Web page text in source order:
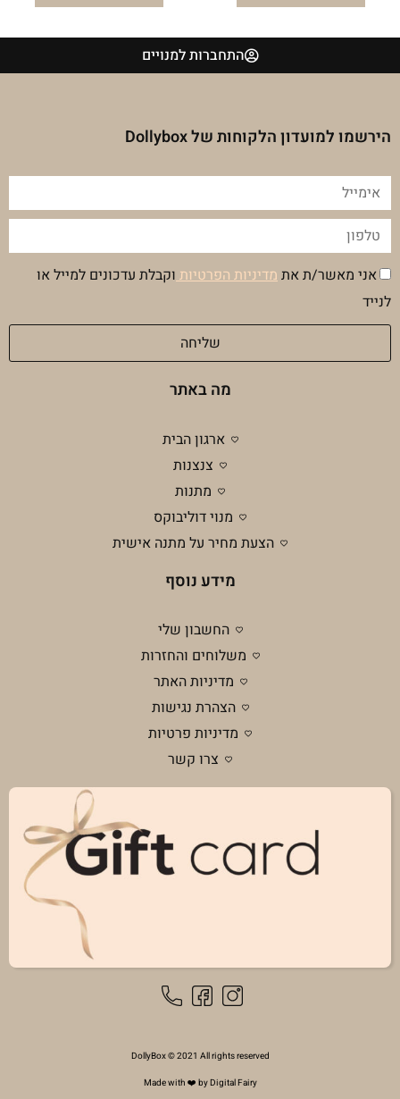
התחברות למנויים
הירשמו למועדון הלקוחות של Dollybox
אימייל
טלפון
הסכמה
פרטיות
אני מאשר/ת אתמדיניות הפרטיותוקבלת עדכונים למייל או
לנייד
שליחה
מה באתר
ארגון הבית
צנצנות
מתנות
מנוי דוליבוקס
הצעת מחיר על מתנה אישית
מידע נוסף
החשבון שלי
משלוחים והחזרות
מדיניות האתר
הצהרת נגישות
מדיניות פרטיות
צרו קשר
DollyBox © 2021 All rights reserved
Made with ❤️ by Digital Fairy